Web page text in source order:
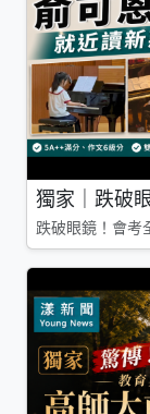
獨家｜跌破
跌破眼鏡！會